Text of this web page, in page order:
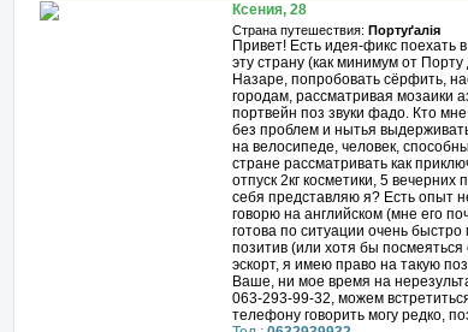
Ксения, 28
Страна путешествия: Портуґалія
Привет! Есть идея-фикс поехать
эту страну (как минимум от
Назаре, попробовать сёрфить,
городам, рассматривая мозаики
портвейн поз звуки фадо. Кто
без проблем и нытья
на велосипеде, человек,
стране рассматривать как
отпуск 2кг косметики, 5
себя представляю я? Есть опыт
говорю на английском (мне его
готова по ситуации очень
позитив (или хотя бы
эскорт, я имею право на такую
Ваше, ни мое время на
063-293-99-32, можем
телефону говорить могу редко,